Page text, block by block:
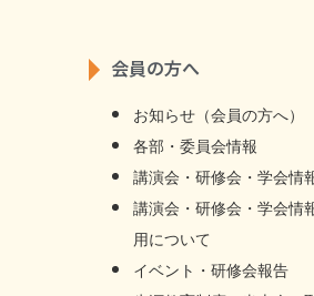
会員の方へ
お知らせ（会員の方へ）
各部・委員会情報
講演会・研修会・学会情
講演会・研修会・学会情
用について
イベント・研修会報告